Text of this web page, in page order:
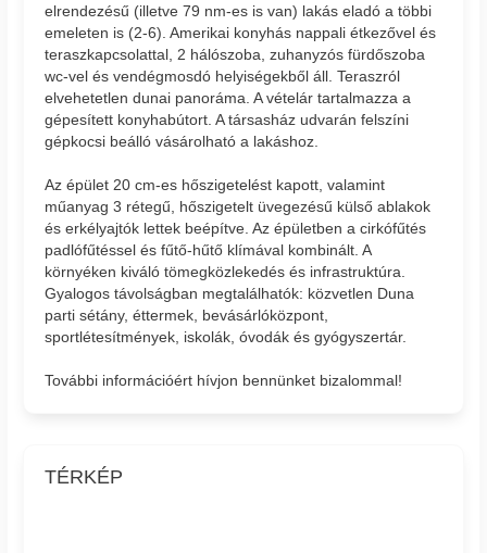
elrendezésű (illetve 79 nm-es is van) lakás eladó a többi
emeleten is (2-6). Amerikai konyhás nappali étkezővel és
teraszkapcsolattal, 2 hálószoba, zuhanyzós fürdőszoba
wc-vel és vendégmosdó helyiségekből áll. Teraszról
elvehetetlen dunai panoráma. A vételár tartalmazza a
gépesített konyhabútort. A társasház udvarán felszíni
gépkocsi beálló vásárolható a lakáshoz.
Az épület 20 cm-es hőszigetelést kapott, valamint
műanyag 3 rétegű, hőszigetelt üvegezésű külső ablakok
és erkélyajtók lettek beépítve. Az épületben a cirkófűtés
padlófűtéssel és fűtő-hűtő klímával kombinált. A
környéken kiváló tömegközlekedés és infrastruktúra.
Gyalogos távolságban megtalálhatók: közvetlen Duna
parti sétány, éttermek, bevásárlóközpont,
sportlétesítmények, iskolák, óvodák és gyógyszertár.
További információért hívjon bennünket bizalommal!
TÉRKÉP